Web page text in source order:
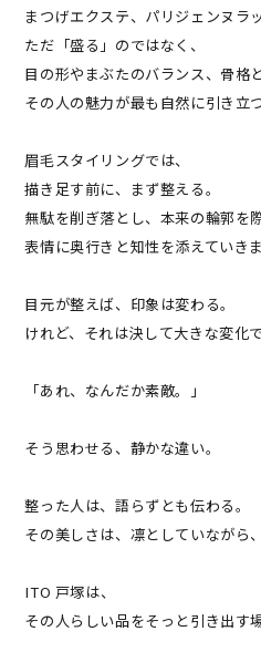
まつげエクステ、パリジェンヌラ
ただ「盛る」のではなく、
目の形やまぶたのバランス、骨格
その人の魅力が最も自然に引き立
眉毛スタイリングでは、
描き足す前に、まず整える。
無駄を削ぎ落とし、本来の輪郭を
表情に奥行きと知性を添えていきま
目元が整えば、印象は変わる。
けれど、それは決して大きな変化
「あれ、なんだか素敵。」
そう思わせる、静かな違い。
整った人は、語らずとも伝わる。
その美しさは、凛としていながら
ITO 戸塚は、
その人らしい品をそっと引き出す場